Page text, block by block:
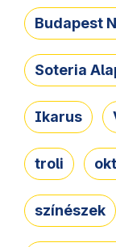
Budapest
Soteria
Ikarus
troli
színészek